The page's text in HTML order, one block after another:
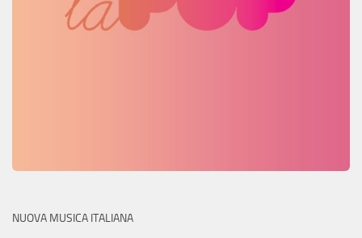
NUOVA MUSICA ITALIANA